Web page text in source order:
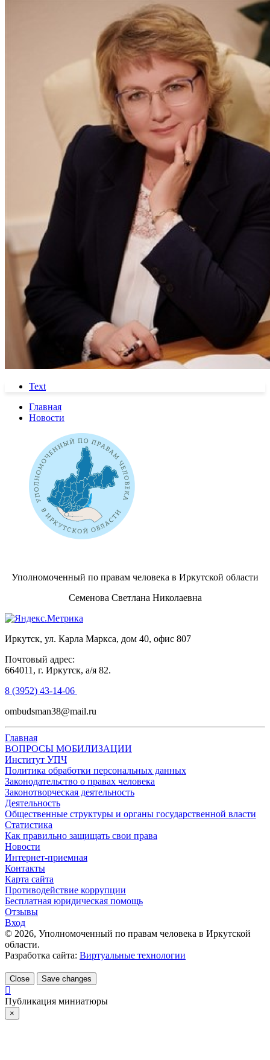
Text
Главная
Новости
Уполномоченный по правам человека в Иркутской области
Семенова Светлана Николаевна
Иркутск, ул. Карла Маркса, дом 40, офис 807
Почтовый адрес:
664011, г. Иркутск, а/я 82.
8 (3952) 43-14-06
ombudsman38@mail.ru
Главная
ВОПРОСЫ МОБИЛИЗАЦИИ
Институт УПЧ
Политика обработки персональных данных
Законодательство о правах человека
Законотворческая деятельность
Деятельность
Общественные структуры и органы государственной власти
Статистика
Как правильно защищать свои права
Новости
Интернет-приемная
Контакты
Карта сайта
Противодействие коррупции
Бесплатная юридическая помощь
Отзывы
Вход
© 2026, Уполномоченный по правам человека в Иркутской
области.
Разработка сайта: Виртуальные технологии
Close Save changes
Публикация миниатюры
×